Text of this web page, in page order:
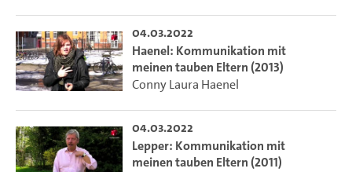
04.03.2022
Haenel: Kommunikation mit
meinen tauben Eltern (2013)
Conny Laura Haenel
04.03.2022
Lepper: Kommunikation mit
meinen tauben Eltern (2011)